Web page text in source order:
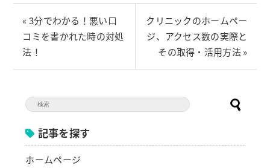
« 3分でわかる！悪い口
コミを書かれた時の対処
法！
クリニックのホームペー
ジ、アクセス数の実際と
その取得・活用方法 »
記事を探す
ホームページ